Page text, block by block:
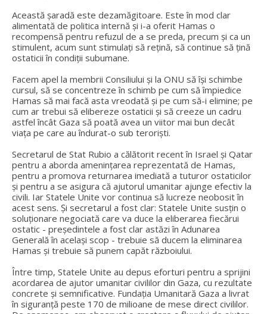
Această șaradă este dezamăgitoare. Este în mod clar
alimentată de politica internă și i-a oferit Hamas o
recompensă pentru refuzul de a se preda, precum și ca un
stimulent, acum sunt stimulați să rețină, să continue să țină
ostaticii în condiții subumane.
Facem apel la membrii Consiliului și la ONU să își schimbe
cursul, să se concentreze în schimb pe cum să împiedice
Hamas să mai facă asta vreodată și pe cum să-i elimine; pe
cum ar trebui să elibereze ostaticii și să creeze un cadru
astfel încât Gaza să poată avea un viitor mai bun decât
viața pe care au îndurat-o sub teroriști.
Secretarul de Stat Rubio a călătorit recent în Israel și Qatar
pentru a aborda amenințarea reprezentată de Hamas,
pentru a promova returnarea imediată a tuturor ostaticilor
și pentru a se asigura că ajutorul umanitar ajunge efectiv la
civili. Iar Statele Unite vor continua să lucreze neobosit în
acest sens. Și secretarul a fost clar: Statele Unite susțin o
soluționare negociată care va duce la eliberarea fiecărui
ostatic - președintele a fost clar astăzi în Adunarea
Generală în același scop - trebuie să ducem la eliminarea
Hamas și trebuie să punem capăt războiului.
Între timp, Statele Unite au depus eforturi pentru a sprijini
acordarea de ajutor umanitar civililor din Gaza, cu rezultate
concrete și semnificative. Fundația Umanitară Gaza a livrat
în siguranță peste 170 de milioane de mese direct civililor.